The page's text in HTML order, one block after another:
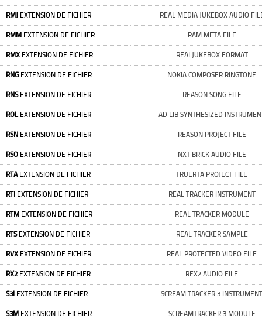
RMJ EXTENSION DE FICHIER REAL MEDIA JUKEBOX AUDIO
RMM EXTENSION DE FICHIER RAM META FILE
RMXEXTENSION DE FICHIER REALJUKEBOX FORMAT
RNG EXTENSION DE FICHIER NOKIA COMPOSER RINGTONE
RNSEXTENSION DE FICHIER REASON SONG FILE
ROLEXTENSION DE FICHIER AD LIB SYNTHESIZED
RSN EXTENSION DE FICHIER REASON PROJECT FILE
RSO EXTENSION DE FICHIER NXT BRICK AUDIO FILE
RTAEXTENSION DE FICHIER TRUERTA PROJECT FILE
RTI EXTENSION DE FICHIER REAL TRACKER INSTRUMENT
RTM EXTENSION DE FICHIER REAL TRACKER MODULE
RTSEXTENSION DE FICHIER REAL TRACKER SAMPLE
RVXEXTENSION DE FICHIER REAL PROTECTED VIDEO FILE
RX2EXTENSION DE FICHIER REX2 AUDIO FILE
S3I EXTENSION DE FICHIER SCREAM TRACKER 3 INSTRUMENT
S3M EXTENSION DE FICHIER SCREAMTRACKER 3 MODULE